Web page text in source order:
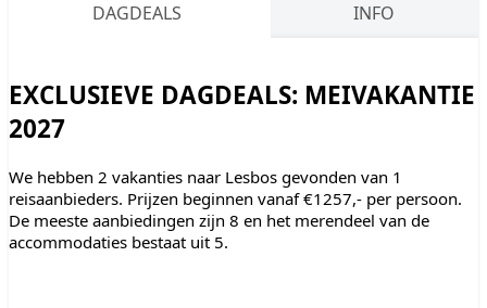
DAGDEALS INFO
EXCLUSIEVE DAGDEALS: MEIVAKANTIE
2027
We hebben 2 vakanties naar Lesbos gevonden van 1
reisaanbieders. Prijzen beginnen vanaf €1257,- per persoon.
De meeste aanbiedingen zijn 8 en het merendeel van de
accommodaties bestaat uit 5.